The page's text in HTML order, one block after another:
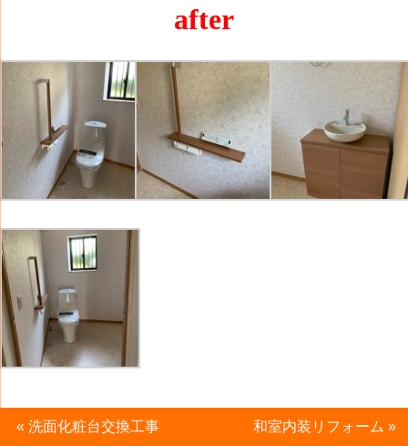
after
« 洗面化粧台交換工事 和室内装リフォーム »